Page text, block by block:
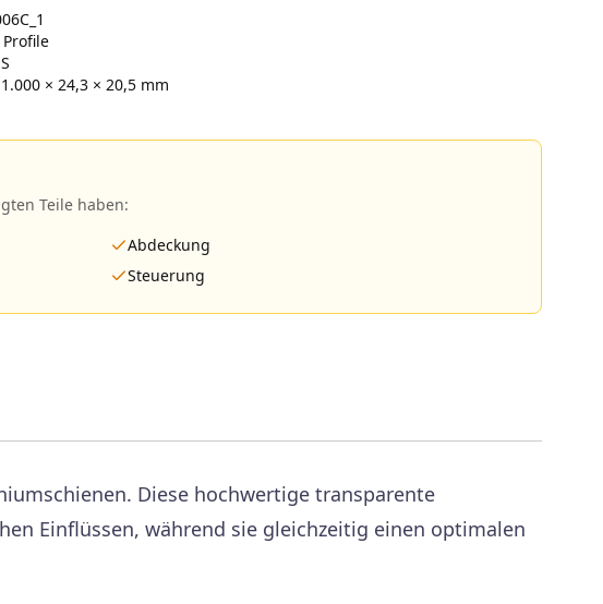
Profile
1.000 × 24,3 × 20,5 mm
Teile haben:
Abdeckung
Steuerung
Diese hochwertige transparente
Einflüssen, während sie gleichzeitig einen optimalen